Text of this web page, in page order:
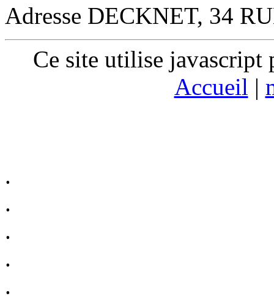
Adresse DECKNET, 34
Ce site utilise javascript
Accueil |
.
.
.
.
.